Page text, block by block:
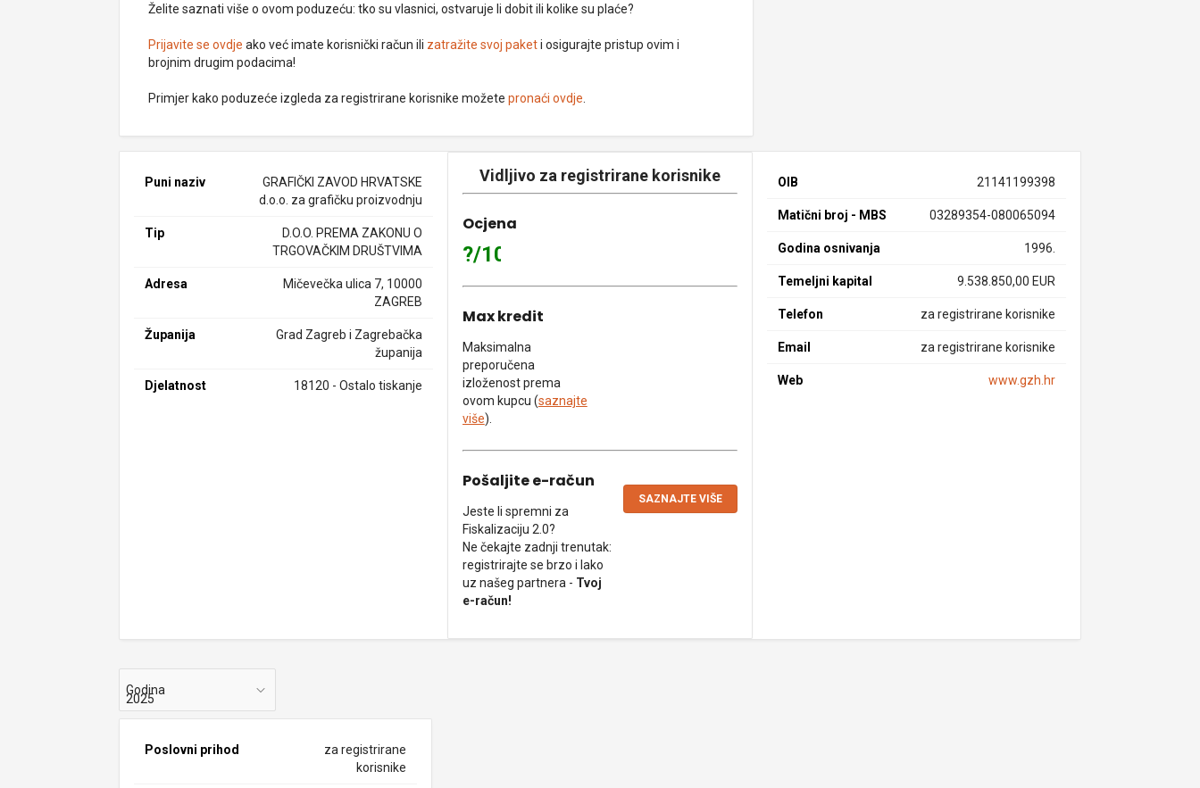
Želite saznati više o ovom poduzeću: tko su vlasnici, ostvaruje li dobit ili kolike su plaće?
Prijavite se ovdje ako već imate korisnički račun ili zatražite svoj paketi osigurajte pristup ovim i
brojnim drugim podacima!
Primjer kako poduzeće izgleda za registrirane korisnike možetepronaći ovdje
Puni naziv
GRAFIČKI ZAVOD HRVATSKE
d.o.o. za grafičku proizvodnju
Tip
D.O.O. PREMA ZAKONU O
TRGOVAČKIM DRUŠTVIMA
Adresa
Mičevečka ulica 7, 10000
ZAGREB
Županija
Grad Zagreb i Zagrebačka
županija
Djelatnost 18120 - Ostalo tiskanje
Vidljivo za registrirane korisnike
Ocjena
?/10
Max kredit
Maksimalna
preporučena
izloženost prema
ovom kupcu (saznajte
više).
Pošaljite e-račun
Jeste li spremni za
Fiskalizaciju 2.0?
Ne čekajte zadnji trenutak:
registrirajte se brzo i lako
uz našeg partnera - Tvoj
e-račun!
SAZNAJTE VIŠE
OIB 21141199398
Matični broj - MBS 03289354-080065094
Godina osnivanja 1996.
Temeljni kapital 9.538.850,00 EUR
Telefon za registrirane korisnike
Email za registrirane korisnike
Web www.gzh.hr
Godina
Poslovni prihod
za registrirane
korisnike